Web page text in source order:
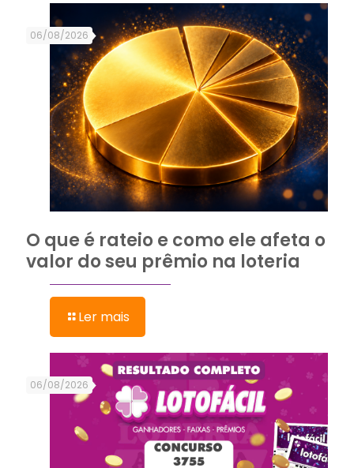
06/08/2026
O que é rateio e como ele afeta o
valor do seu prêmio na loteria
Ler mais
06/08/2026